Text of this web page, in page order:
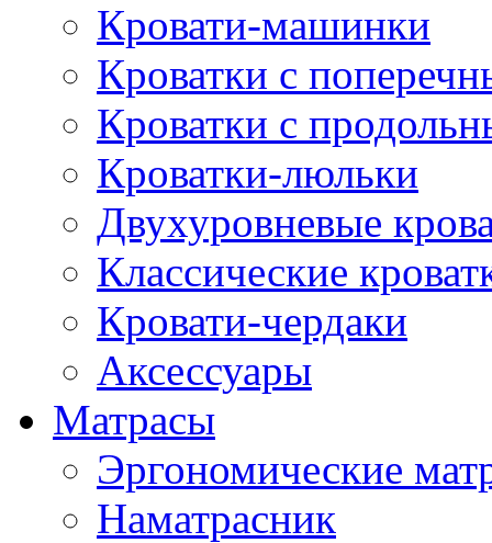
Кровати-машинки
Кроватки с
Кроватки с
Кроватки-люльки
Двухуровневые
Классические
Кровати-чердаки
Аксессуары
Матрасы
Эргономические
Наматрасник